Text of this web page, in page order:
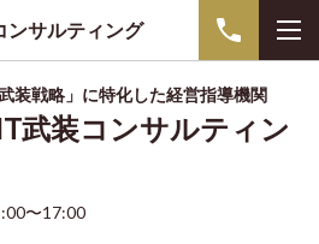
ンサルティング
装戦略」に特化した経営指導機関
武装コンサルティン
〜17:00